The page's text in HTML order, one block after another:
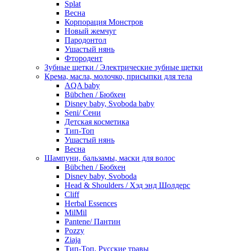
Splat
Весна
Корпорация Монстров
Новый жемчуг
Пародонтол
Ушастый нянь
Фтородент
Зубные щетки / Электрические зубные щетки
Крема, масла, молочко, присыпки для тела
AQA baby
Bübchen / Бюбхен
Disney baby, Svoboda baby
Seni/ Сени
Детская косметика
Тип-Топ
Ушастый нянь
Весна
Шампуни, бальзамы, маски для волос
Bübchen / Бюбхен
Disney baby, Svoboda
Head & Shoulders / Хэд энд Шолдерс
Cliff
Herbal Essences
MilMil
Pantene/ Пантин
Pozzy
Ziaja
Тип-Топ, Русские травы